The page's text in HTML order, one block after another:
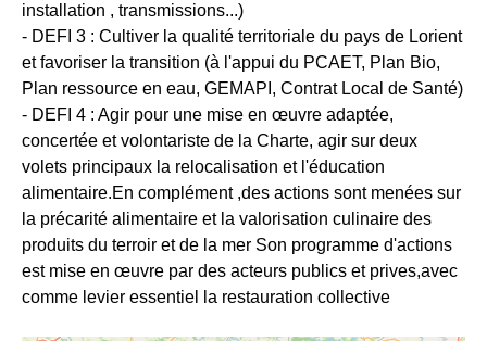
installation , transmissions...)
- DEFI 3 : Cultiver la qualité territoriale du pays de Lorient
et favoriser la transition (à l'appui du PCAET, Plan Bio,
Plan ressource en eau, GEMAPI, Contrat Local de Santé)
- DEFI 4 : Agir pour une mise en œuvre adaptée,
concertée et volontariste de la Charte, agir sur deux
volets principaux la relocalisation et l'éducation
alimentaire.En complément ,des actions sont menées sur
la précarité alimentaire et la valorisation culinaire des
produits du terroir et de la mer Son programme d'actions
est mise en œuvre par des acteurs publics et prives,avec
comme levier essentiel la restauration collective